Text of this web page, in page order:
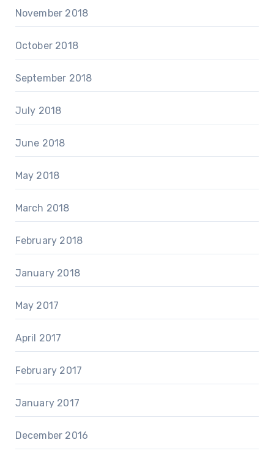
November 2018
October 2018
September 2018
July 2018
June 2018
May 2018
March 2018
February 2018
January 2018
May 2017
April 2017
February 2017
January 2017
December 2016